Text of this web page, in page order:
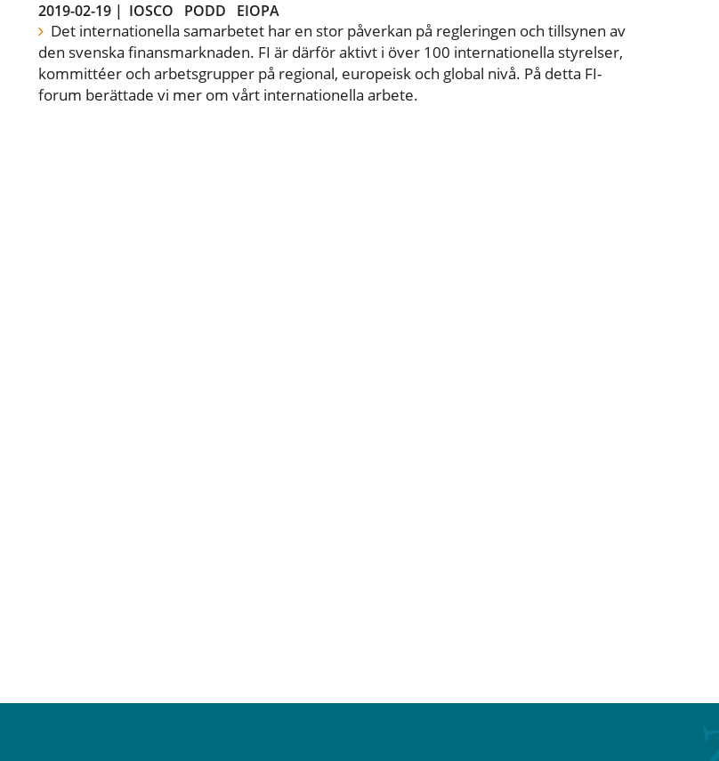
2019-02-19| IOSCO PODD EIOPA
Det internationella samarbetet har en stor påverkan på regleringen och tillsynen av
den svenska finansmarknaden. FI är därför aktivt i över 100 internationella styrelser,
kommittéer och arbetsgrupper på regional, europeisk och global nivå. På detta FI-
forum berättade vi mer om vårt internationella arbete.